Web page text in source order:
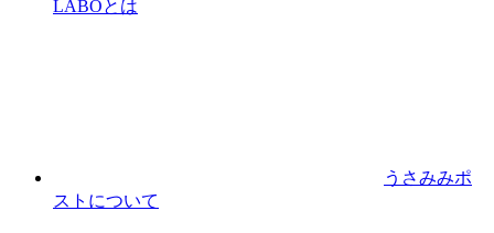
LABOとは
うさみみポ
ストについて